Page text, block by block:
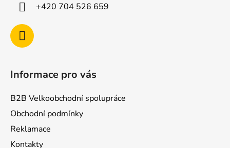
+420 704 526 659
Informace pro vás
B2B Velkoobchodní spolupráce
Obchodní podmínky
Reklamace
Kontakty